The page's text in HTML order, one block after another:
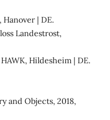
Hanover | DE.
Landestrost,
Hildesheim | DE.
and Objects, 2018,